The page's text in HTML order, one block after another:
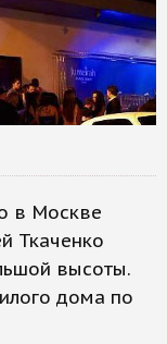
в Москве
Ткаченко
высоты.
дома по